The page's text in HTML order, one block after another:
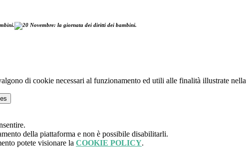
di cookie necessari al funzionamento ed utili alle finalità illustrate nella
della piattaforma e non è possibile disabilitarli.
potete visionare la COOKIE POLICY.